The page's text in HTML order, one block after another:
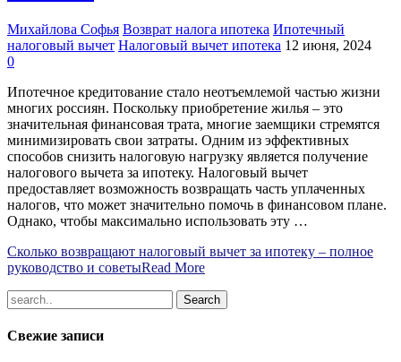
Михайлова Софья Возврат налога ипотека Ипотечный
налоговый вычет Налоговый вычет ипотека 12 июня, 2024
0
Ипотечное кредитование стало неотъемлемой частью жизни
многих россиян. Поскольку приобретение жилья – это
значительная финансовая трата, многие заемщики стремятся
минимизировать свои затраты. Одним из эффективных
способов снизить налоговую нагрузку является получение
налогового вычета за ипотеку. Налоговый вычет
предоставляет возможность возвращать часть уплаченных
налогов, что может значительно помочь в финансовом плане.
Однако, чтобы максимально использовать эту …
Сколько возвращают налоговый вычет за ипотеку – полное
руководство и советыRead More
Свежие записи